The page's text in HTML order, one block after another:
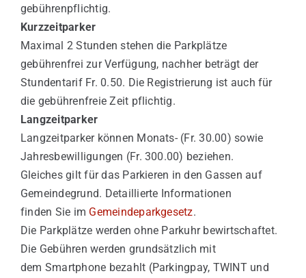
gebührenpflichtig.
Kurzzeitparker
Maximal 2 Stunden stehen die Parkplätze
gebührenfrei zur Verfügung, nachher beträgt der
Stundentarif Fr. 0.50. Die Registrierung ist auch für
die gebührenfreie Zeit pflichtig.
Langzeitparker
Langzeitparker können Monats- (Fr. 30.00) sowie
Jahresbewilligungen (Fr. 300.00) beziehen.
Gleiches gilt für das Parkieren in den Gassen auf
Gemeindegrund. Detaillierte Informationen
finden Sie im Gemeindeparkgesetz.
Die Parkplätze werden ohne Parkuhr bewirtschaftet.
Die Gebühren werden grundsätzlich mit
dem Smartphone bezahlt (Parkingpay, TWINT und